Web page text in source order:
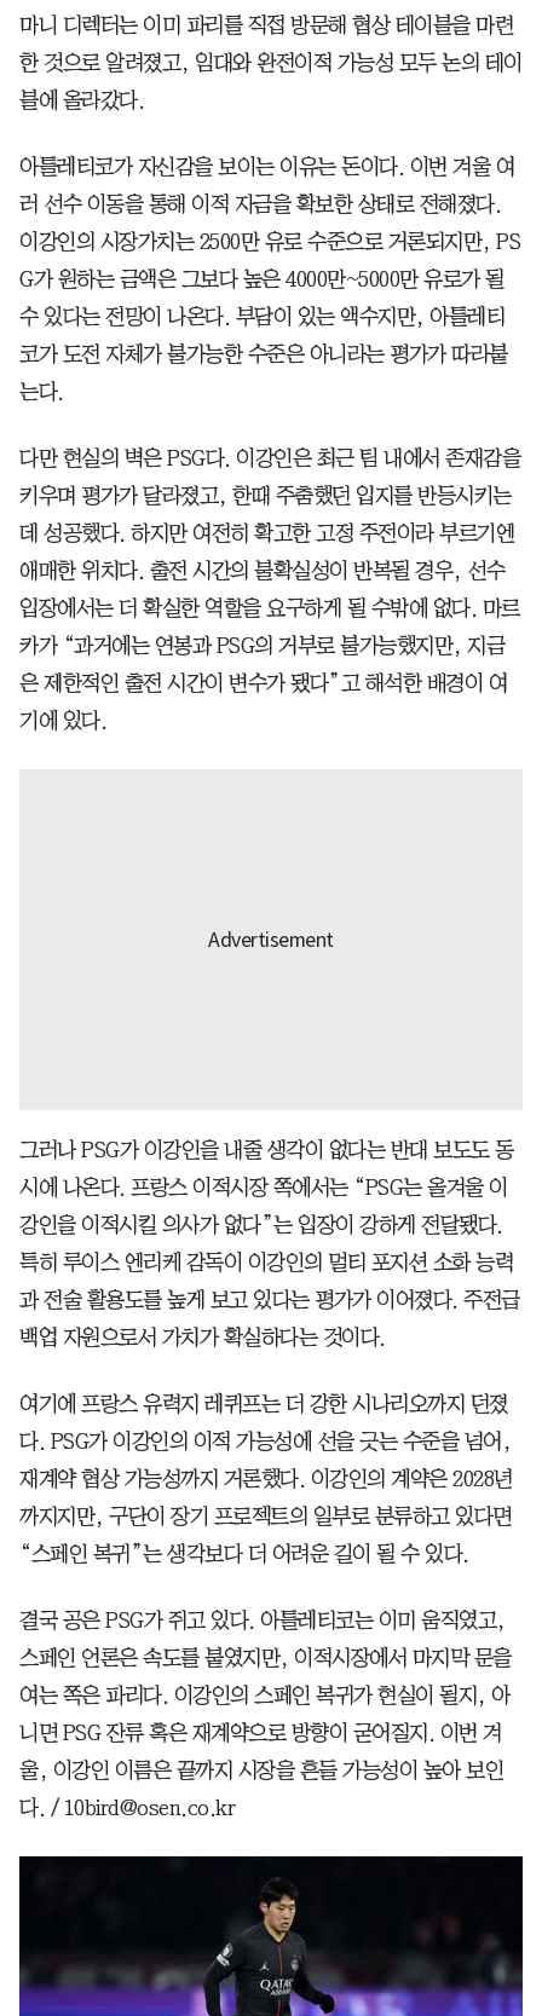
마니 디렉터는 이미 파리를 직접 방문해 협상 테이블을 마련
한 것으로 알려졌고, 임대와 완전이적 가능성 모두 논의 테이
블에 올라갔다.
아틀레티코가 자신감을 보이는 이유는 돈이다. 이번 겨울 여
러 선수 이동을 통해 이적 자금을 확보한 상태로 전해졌다.
이강인의 시장가치는 2500만 유로 수준으로 거론되지만, PS
G가 원하는 금액은 그보다 높은 4000만~5000만 유로가 될
수 있다는 전망이 나온다. 부담이 있는 액수지만, 아틀레티
코가 도전 자체가 불가능한 수준은 아니라는 평가가 따라붙
는다.
다만 현실의 벽은 PSG다. 이강인은 최근 팀 내에서 존재감을
키우며 평가가 달라졌고, 한때 주춤했던 입지를 반등시키는
데 성공했다. 하지만 여전히 확고한 고정 주전이라 부르기엔
애매한 위치다. 출전 시간의 불확실성이 반복될 경우, 선수
입장에서는 더 확실한 역할을 요구하게 될 수밖에 없다. 마르
카가 “과거에는 연봉과 PSG의 거부로 불가능했지만, 지금
은 제한적인 출전 시간이 변수가 됐다”고 해석한 배경이 여
기에 있다.
그러나 PSG가 이강인을 내줄 생각이 없다는 반대 보도도 동
시에 나온다. 프랑스 이적시장 쪽에서는 “PSG는 올겨울 이
강인을 이적시킬 의사가 없다”는 입장이 강하게 전달됐다.
특히 루이스 엔리케 감독이 이강인의 멀티 포지션 소화 능력
과 전술 활용도를 높게 보고 있다는 평가가 이어졌다. 주전급
백업 자원으로서 가치가 확실하다는 것이다.
여기에 프랑스 유력지 레퀴프는 더 강한 시나리오까지 던졌
다. PSG가 이강인의 이적 가능성에 선을 긋는 수준을 넘어,
재계약 협상 가능성까지 거론했다. 이강인의 계약은 2028년
까지지만, 구단이 장기 프로젝트의 일부로 분류하고 있다면
“스페인 복귀”는 생각보다 더 어려운 길이 될 수 있다.
결국 공은 PSG가 쥐고 있다. 아틀레티코는 이미 움직였고,
스페인 언론은 속도를 붙였지만, 이적시장에서 마지막 문을
여는 쪽은 파리다. 이강인의 스페인 복귀가 현실이 될지, 아
니면 PSG 잔류 혹은 재계약으로 방향이 굳어질지. 이번 겨
울, 이강인 이름은 끝까지 시장을 흔들 가능성이 높아 보인
다. / 10bird@osen.co.kr